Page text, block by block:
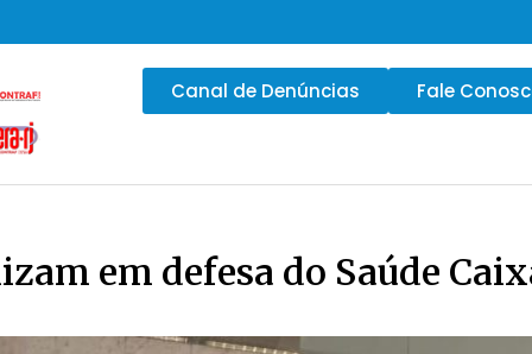
Canal de Denúncias Fale
em defesa do Saúde